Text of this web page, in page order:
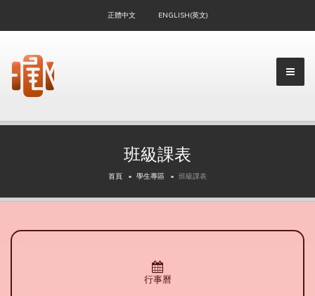
正體中文 ENGLISH(英文)
班級課表
首頁 學生專區 班級課表
行事曆